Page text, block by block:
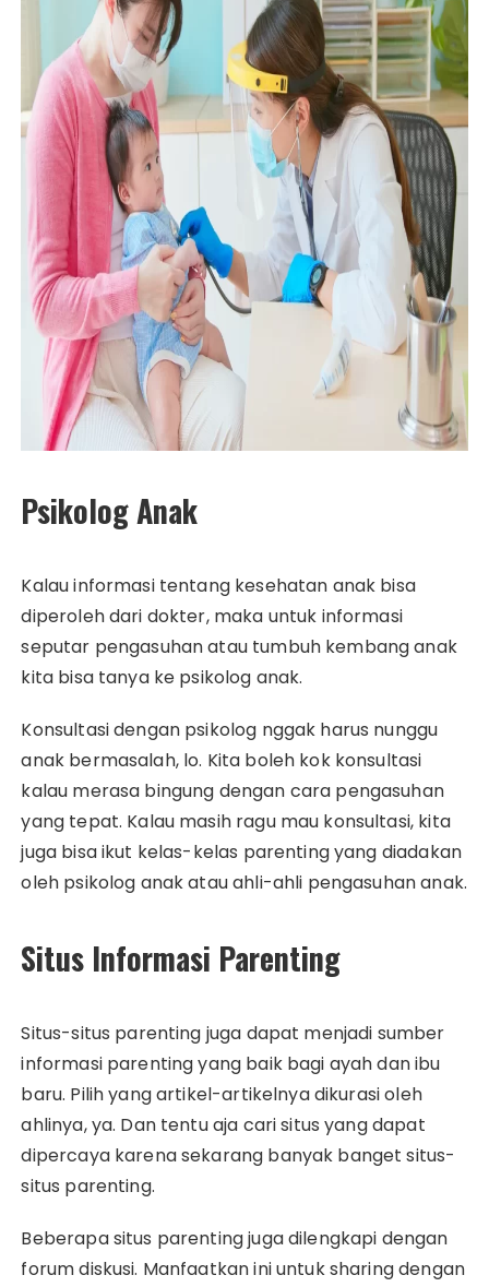
Psikolog Anak
Kalau informasi tentang kesehatan anak bisa
diperoleh dari dokter, maka untuk informasi
seputar pengasuhan atau tumbuh kembang anak
kita bisa tanya ke psikolog anak.
Konsultasi dengan psikolog nggak harus nunggu
anak bermasalah, lo. Kita boleh kok konsultasi
kalau merasa bingung dengan cara pengasuhan
yang tepat. Kalau masih ragu mau konsultasi, kita
juga bisa ikut kelas-kelas parenting yang diadakan
oleh psikolog anak atau ahli-ahli pengasuhan anak.
Situs Informasi Parenting
Situs-situs parenting juga dapat menjadi sumber
informasi parenting yang baik bagi ayah dan ibu
baru. Pilih yang artikel-artikelnya dikurasi oleh
ahlinya, ya. Dan tentu aja cari situs yang dapat
dipercaya karena sekarang banyak banget situs-
situs parenting.
Beberapa situs parenting juga dilengkapi dengan
forum diskusi. Manfaatkan ini untuk sharing dengan